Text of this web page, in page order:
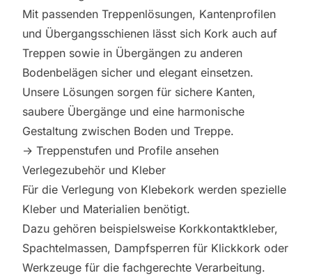
Mit passenden Treppenlösungen, Kantenprofilen
und Übergangsschienen lässt sich Kork auch auf
Treppen sowie in Übergängen zu anderen
Bodenbelägen sicher und elegant einsetzen.
Unsere Lösungen sorgen für sichere Kanten,
saubere Übergänge und eine harmonische
Gestaltung zwischen Boden und Treppe.
→ Treppenstufen und Profile ansehen
Verlegezubehör und Kleber
Für die Verlegung von Klebekork werden spezielle
Kleber und Materialien benötigt.
Dazu gehören beispielsweise Korkkontaktkleber,
Spachtelmassen, Dampfsperren für Klickkork oder
Werkzeuge für die fachgerechte Verarbeitung.